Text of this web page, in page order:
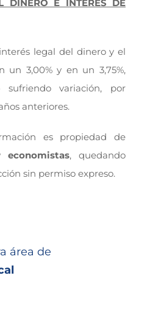
DINERO E INTERÉS DE
legal del dinero y el
un 3,00% y en un 3,75%,
sufriendo variación, por
anteriores.
es propiedad de
economistas, quedando
sin permiso expreso.
área de